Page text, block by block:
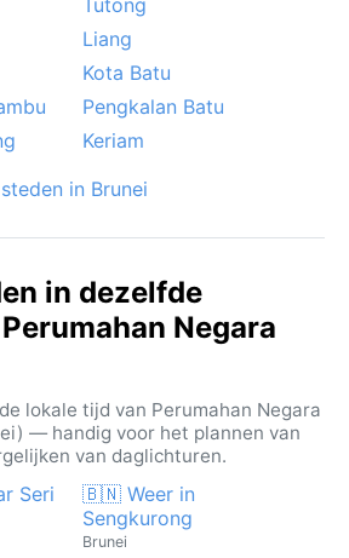
de dagelijkse plensbui die het
Brunei bepalen. Voor wie van een
houdt, is dit een bestemming
groen en levendig blijft.
Liang
Kota Batu
Pengkalan Batu
Keriam
in Brunei
in dezelfde
Negara
lokale tijd van Perumahan Negara
— handig voor het plannen van
van daglichturen.
Seri
🇧🇳 Weer in
Sengkurong
Brunei